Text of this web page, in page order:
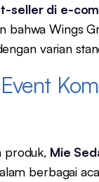
seller di e-
bahwa Wings
varian
produk, Mie
berbagai